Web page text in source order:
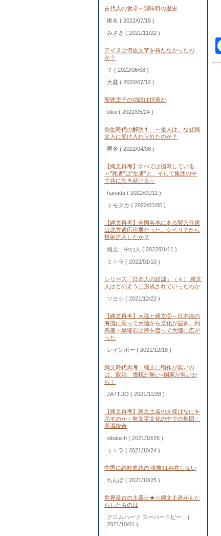
古代人の食卓～調味料の歴史
匿名 ( 2022/07/15 )
みさき ( 2021/11/22 )
アイヌは何故文字を持たなかったの
か？
？ ( 2022/06/08 )
大庭 ( 2020/07/12 )
聖徳太子の功績は捏造か
eiko ( 2022/05/24 )
弥生時代の解明１ ～倭人は、なぜ縄
文人に受け入れられたのか？
匿名 ( 2022/04/08 )
【縄文再考】すべては循環している
～”死者”は”生者”と、そして集団の中
で共に生き続ける～
hanada ( 2022/01/11 )
トモタカ ( 2022/01/05 )
【縄文再考】全国各地にある竪穴住居
は北方適応住居だった。シベリアから
技術流入したか？
縄文 中の人 ( 2022/01/11 )
ミトラ ( 2022/01/10 )
シリーズ「日本人の起源」（４） 縄文
人はどのように形成されていったのか
ツヨシ ( 2021/12/22 )
【縄文再考】大陸と縄文②～日本海の
海流に乗って大陸から文化が届き、列
島産・黒曜石は海を渡って大陸に広が
った
レインボー ( 2021/12/18 )
縄文時代再考：縄文に稲作が無いの
は、政治、徴税が無い=国家が無いか
ら！
JA7TDO ( 2021/11/28 )
【縄文再考】縄文土器の文様はなにを
示すのか～無文字文化の中での集団・
意識統合
sibata-h ( 2021/10/26 )
ミトラ ( 2021/10/24 )
中国に純粋血統の‘漢族’は存在しない
ちんぽ( 2021/10/25 )
世界最古の土器☆★☆縄文土器がもた
らしたものは
クロムハーツ スーパーコピー... (
2021/10/01 )